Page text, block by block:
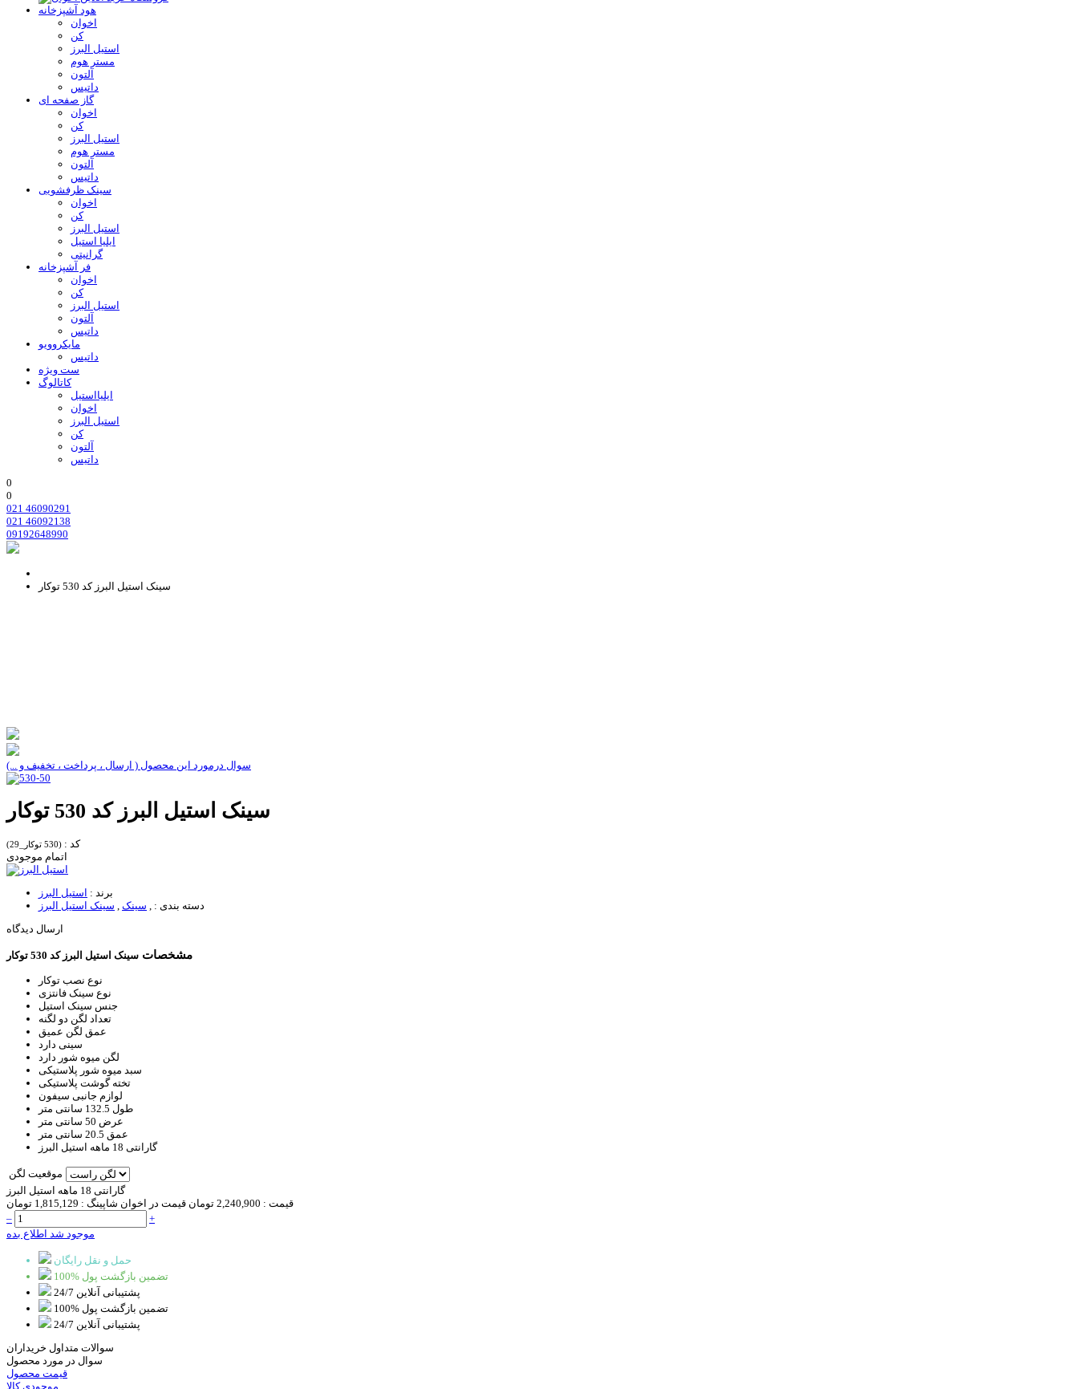
هود آشپزخانه
اخوان
کن
استیل البرز
مستر هوم
آلتون
داتیس
گاز صفحه ای
اخوان
کن
استیل البرز
مستر هوم
آلتون
داتیس
سینک ظرفشویی
اخوان
کن
استیل البرز
ایلیا استیل
گرانیتی
فر آشپزخانه
اخوان
کن
استیل البرز
آلتون
داتیس
مایکروویو
داتیس
ست ویژه
کاتالوگ
ایلیااستیل
اخوان
استیل البرز
کن
آلتون
داتیس
0
0
021 46090291
021 46092138
09192648990
سینک استیل البرز کد 530 توکار
سوال درمورد این محصول ( ارسال ، پرداخت ، تخفیف و ...)
سینک استیل البرز کد 530 توکار
کد : (530 توکار_29)
اتمام موجودی
برند : استیل البرز
دسته بندی :
سینک
سینک استیل البرز
ارسال دیدگاه
مشخصات سینک استیل البرز کد 530 توکار
نوع نصب توکار
نوع سینک فانتزی
جنس سینک استیل
تعداد لگن دو لگنه
عمق لگن عمیق
سینی دارد
لگن میوه شور دارد
سبد میوه شور پلاستیکی
تخته گوشت پلاستیکی
لوازم جانبی سیفون
طول 132.5 سانتی متر
عرض 50 سانتی متر
عمق 20.5 سانتی متر
گارانتی 18 ماهه استیل البرز
موقعیت لگن
گارانتی 18 ماهه استیل البرز
قیمت : 2,240,900 تومان قیمت در اخوان شاپینگ : 1,815,129 تومان
–
+
موجود شد اطلاع بده
حمل و نقل رایگان
100% تضمین بازگشت پول
پشتیبانی آنلاین 24/7
100% تضمین بازگشت پول
پشتیبانی آنلاین 24/7
سوالات متداول خریداران
سوال در مورد محصول
قیمت محصول
موجودی کالا